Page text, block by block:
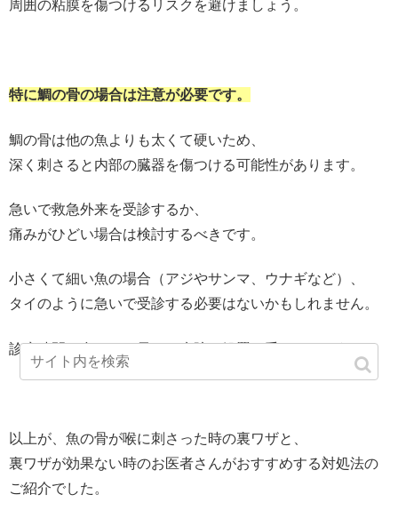
周囲の粘膜を傷つけるリスクを避けましょう。
特に鯛の骨の場合は注意が必要です。
鯛の骨は他の魚よりも太くて硬いため、
深く刺さると内部の臓器を傷つける可能性があります。
急いで救急外来を受診するか、
痛みがひどい場合は検討するべきです。
小さくて細い魚の場合（アジやサンマ、ウナギなど）、
タイのように急いで受診する必要はないかもしれません。
診療時間に合わせて早めに病院で処置を受けましょう。
以上が、魚の骨が喉に刺さった時の裏ワザと、
裏ワザが効果ない時のお医者さんがおすすめする対処法の
ご紹介でした。